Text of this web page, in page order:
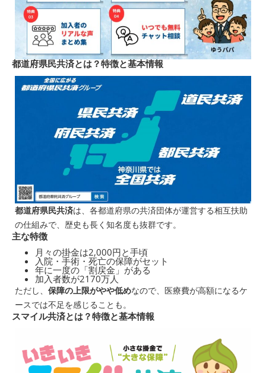
都道府県民共済とは？特徴と基本情報
都道府県民共済は、各都道府県の共済団体が運営する相互扶助
の仕組みで、歴史も長く知名度も抜群です。
主な特徴
月々の掛金は2,000円と手頃
入院・手術・死亡の保障がセット
年に一度の「割戻金」がある
加入者数が2170万人
ただし、 保障の上限がやや低めなので、医療費が高額になるケ
ースでは不足を感じることも。
スマイル共済とは？特徴と基本情報